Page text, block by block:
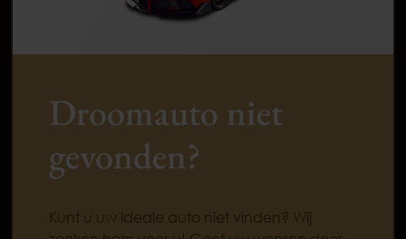
Droomauto niet
gevonden?
Kunt u uw ideale auto niet vinden? Wij